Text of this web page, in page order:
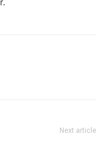
Next article